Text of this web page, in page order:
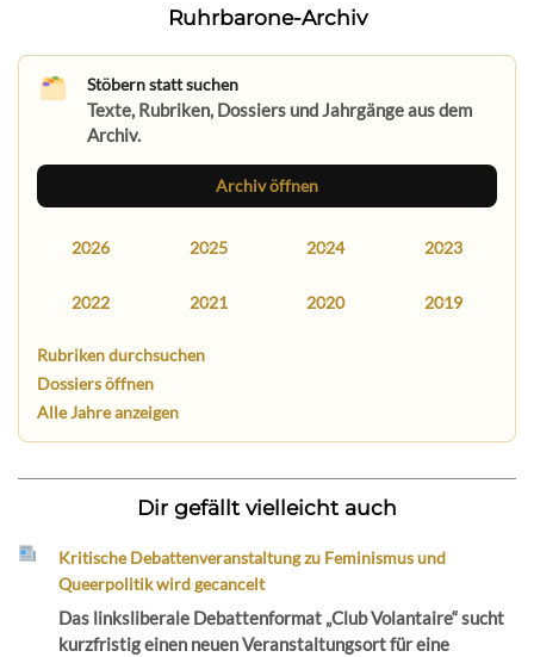
Ruhrbarone-Archiv
Stöbern statt suchen
Texte, Rubriken, Dossiers und Jahrgänge aus dem
Archiv.
Archiv öffnen
2026 2025 2024 2023
2022 2021 2020 2019
Rubriken durchsuchen
Dossiers öffnen
Alle Jahre anzeigen
Dir gefällt vielleicht auch
Kritische Debattenveranstaltung zu Feminismus und
Queerpolitik wird gecancelt
Das linksliberale Debattenformat „Club Volantaire“ sucht
kurzfristig einen neuen Veranstaltungsort für eine